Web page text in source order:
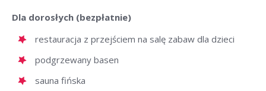
Dla dorosłych (bezpłatnie)
restauracja z przejściem na salę zabaw dla dzieci
podgrzewany basen
sauna fińska